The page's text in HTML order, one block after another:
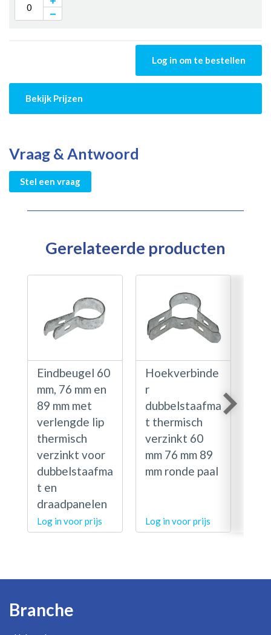
Log in om te bestellen
Bekijk Prijzen
Vraag & Antwoord
Stel een vraag
Gerelateerde producten
Eindbeugel 60
mm, 76 mm en
89 mm met
verlengde lip
thermisch
verzinkt voor
dubbelstaafma
t en
draadpanelen
Log in voor prijs
Hoekverbinde
r
dubbelstaafma
t thermisch
verzinkt 60
mm 76 mm 89
mm ronde paal
Log in voor prijs
Branche